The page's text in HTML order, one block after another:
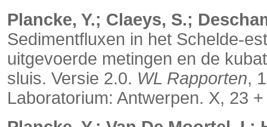
Plancke, Y.; Claeys, S.;
Sedimentfluxen in het Schelde‐
uitgevoerde metingen en de
sluis. Versie 2.0. WL Rapporten,
Laboratorium: Antwerpen. X, 23